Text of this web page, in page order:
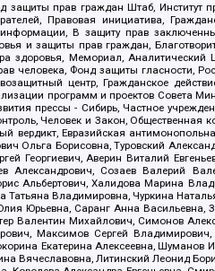
прав граждан Штаб, Институт
Правовая инициатива,
В защиту прав
и защиты прав граждан,
здоровья, Мемориал,
Фонд защиты гласности,
центр, Гражданское
программ и проектов Совета
прессы - Сибирь, Частное
Человек и Закон,
Евразийская
Борисовна, Туровский
Георгиевич, Аверин Виталий
Созаев Валерий
Альбертович, Халидова Марина
Владимировна, Чуркина
Юрьевна, Саранг Анна Васильевна,
Валентин Михайлович, Симонов
Максимов Сергей Владимирович,
Екатерина Алексеевна, Шуманов
Вячеславовна, Литинский Леонид